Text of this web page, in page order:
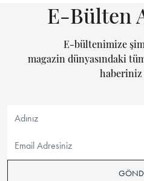
E-Bülten
E-bültenimize
magazin dünyasındaki
haberiniz